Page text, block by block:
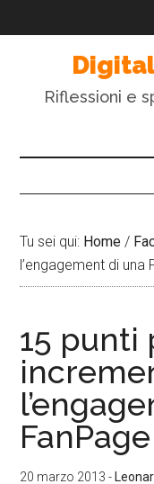
Riflessioni e
Tu sei qui: Home /
l’engagement di una
15 punti
FanPage
20 marzo 2013 -